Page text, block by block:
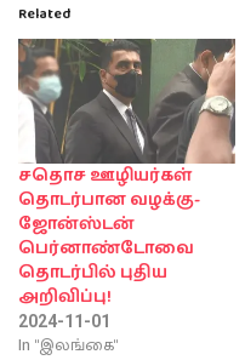
Related
சதொச ஊழியர்கள்
தொடர்பான வழக்கு-
ஜோன்ஸ்டன்
பெர்னாண்டோவை
தொடர்பில் புதிய
அறிவிப்பு!
2024-11-01
In "இலங்கை"